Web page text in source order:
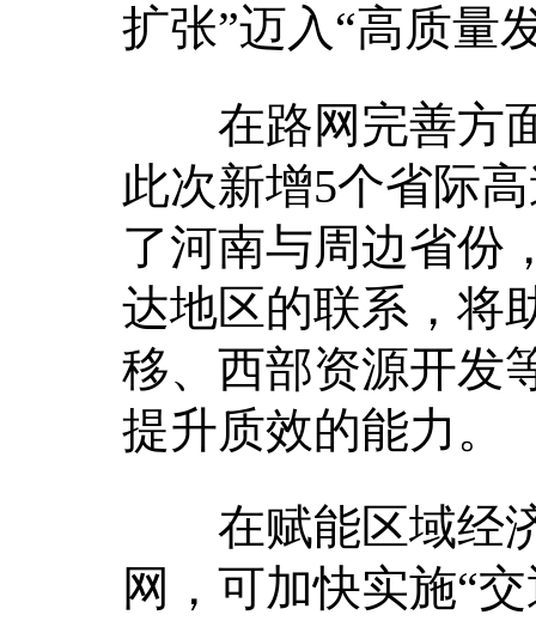
扩张”迈入“高质量
在路网完善方面
此次新增5个省际
了河南与周边省份
达地区的联系，将
移、西部资源开发
提升质效的能力。
在赋能区域经济
网，可加快实施“